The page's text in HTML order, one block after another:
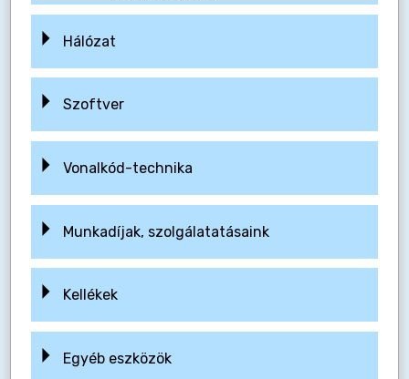
Hálózat
Szoftver
Vonalkód-technika
Munkadíjak, szolgálatatásaink
Kellékek
Egyéb eszközök